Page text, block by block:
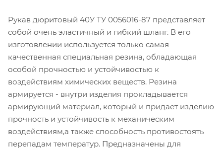
Рукав дюритовый 40У ТУ 0056016-87 представляет
собой очень эластичный и гибкий шланг. В его
изготовлении используется только самая
качественная специальная резина, обладающая
особой прочностью и устойчивостью к
воздействиям химических веществ. Резина
армируется - внутри изделия прокладывается
армирующий материал, который и придает изделию
прочность и устойчивость к механическим
воздействиям,а также способность противостоять
перепадам температур. Предназначены для